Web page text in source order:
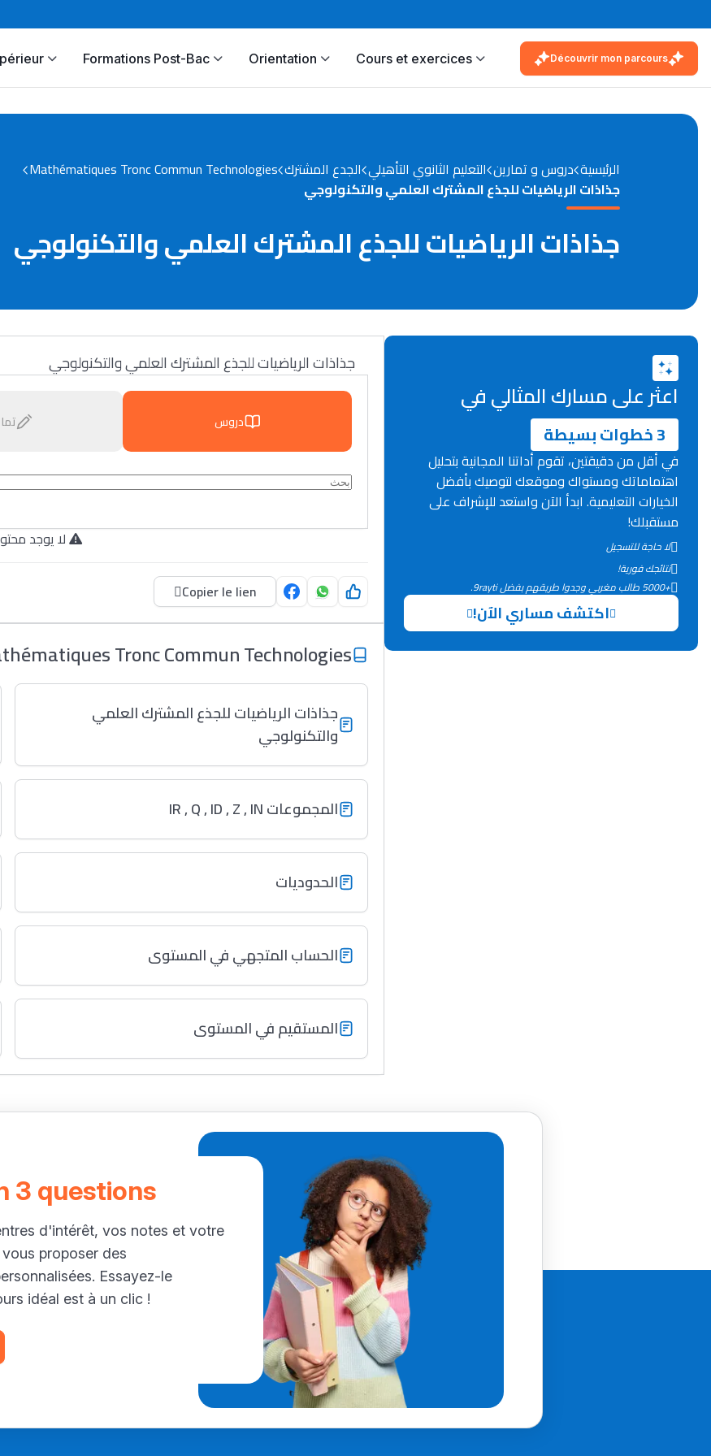
Formations Post-Bac Orientation Cours et exercices Découvrir mon parcours
الرئيسية دروس و تمارين التعليم الثانوي التأهيلي الجدع المشترك Mathématiques Tronc Commun Technologies
جذاذات الرياضيات للجذع المشترك العلمي والتكنولوجي
جذاذات الرياضيات للجذع المشترك العلمي والتكنولوجي
جذاذات الرياضيات للجذع المشترك العلمي والتكنولوجي
دروس
لا يوجد
Copier le lien
Tronc Commun Technologies
جذاذات الرياضيات للجذع المشترك العلمي
والتكنولوجي
المجموعات IR , Q , ID , Z , IN
الحدوديات
الحساب المتجهي في المستوى
المستقيم في المستوى
اعثر على مسارك المثالي في
3 خطوات بسيطة
في أقل من دقيقتين، تقوم أداتنا المجانية بتحليل
اهتماماتك ومستواك وموقعك لتوصيك بأفضل
الخيارات التعليمية. ابدأ الآن واستعد للإشراف على
مستقبلك!
لا حاجة للتسجيل
نتائجك فورية!
+5000 طالب مغربي وجدوا طريقهم بفضل 9rayti.
اكتشف مساري الآن!
3 questions
d'intérêt, vos notes et votre
proposer des
Essayez-le
idéal est à un clic !